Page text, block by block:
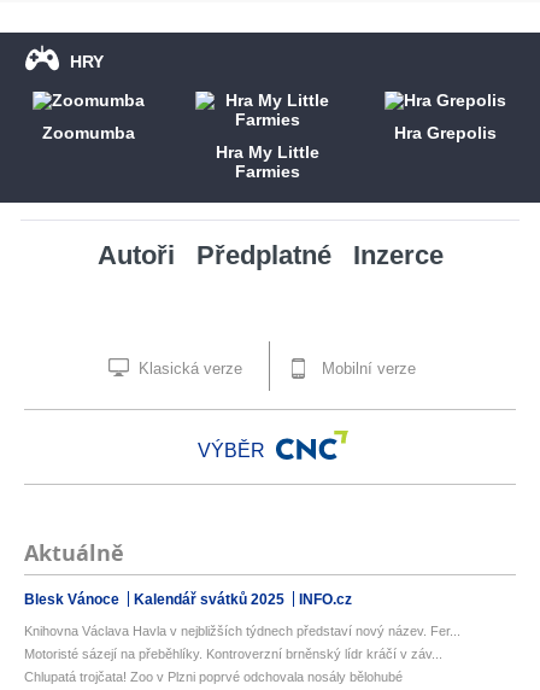
HRY
Zoomumba
Hra My Little
Farmies
Hra Grepolis
Autoři Předplatné Inzerce
Klasická verze Mobilní verze
VÝBĚR
Aktuálně
Blesk Vánoce Kalendář svátků 2025 INFO.cz
Knihovna Václava Havla v nejbližších týdnech představí nový název. Fer...
Motoristé sázejí na přeběhlíky. Kontroverzní brněnský lídr kráčí v záv...
Chlupatá trojčata! Zoo v Plzni poprvé odchovala nosály bělohubé